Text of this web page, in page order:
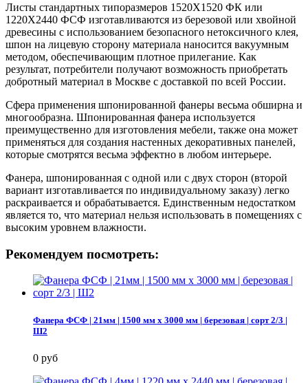
Листы стандартных типоразмеров 1520Х1520 ФК или
1220Х2440 ФСФ изготавливаются из березовой или хвойной
древесины с использованием безопасного нетоксичного клея,
шпон на лицевую сторону материала наносится вакуумным
методом, обеспечивающим плотное прилегание. Как
результат, потребители получают возможность приобретать
добротный материал в Москве с доставкой по всей России.
Сфера применения шпонированной фанеры весьма обширна и
многообразна. Шпонированная фанера используется
преимущественно для изготовления мебели, также она может
применяться для создания настенных декоративных панелей,
которые смотрятся весьма эффектно в любом интерьере.
Фанера, шпонированная с одной или с двух сторон (второй
вариант изготавливается по индивидуальному заказу) легко
раскраивается и обрабатывается. Единственным недостатком
является то, что материал нельзя использовать в помещениях с
высоким уровнем влажности.
Рекомендуем посмотреть:
Фанера ФСФ | 21мм | 1500 мм х 3000 мм | березовая | сорт 2/3 |
Ш2
0 руб